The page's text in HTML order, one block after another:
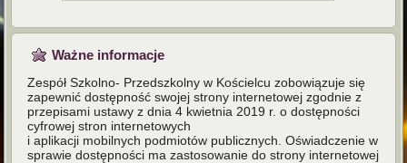
Ważne informacje
Zespół Szkolno- Przedszkolny w Kościelcu zobowiązuje się
zapewnić dostępność swojej strony internetowej zgodnie z
przepisami ustawy z dnia 4 kwietnia 2019 r. o dostępności
cyfrowej stron internetowych
i aplikacji mobilnych podmiotów publicznych. Oświadczenie w
sprawie dostępności ma zastosowanie do strony internetowej